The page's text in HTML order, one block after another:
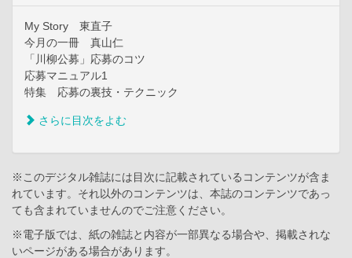
My Story 東直子
今月の一冊 真山仁
「川柳公募」応募のコツ
応募マニュアル1
特集 応募の裏技・テクニック
さらに目次をよむ
※このデジタル雑誌には目次に記載されているコンテンツが含ま
れています。それ以外のコンテンツは、本誌のコンテンツであっ
ても含まれていませんのでご注意ください。
※電子版では、紙の雑誌と内容が一部異なる場合や、掲載されな
いページがある場合があります。